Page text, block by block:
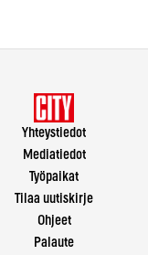
Yhteystiedot
Mediatiedot
Työpaikat
Tilaa uutiskirje
Ohjeet
Palaute